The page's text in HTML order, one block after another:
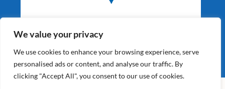
We value your privacy
We use cookies to enhance your browsing experience, serve
personalised ads or content, and analyse our traffic. By
clicking "Accept All", you consent to our use of cookies.